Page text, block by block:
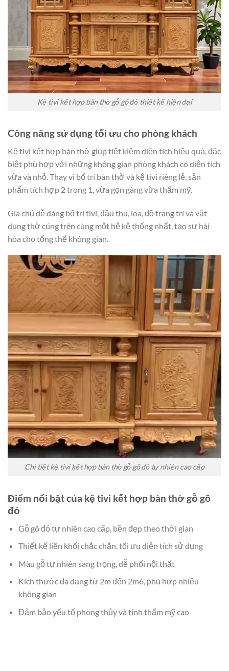
Kệ tivi kết hợp bàn thờ gỗ gõ đỏ thiết kế hiện đại
Công năng sử dụng tối ưu cho phòng khách
Kệ tivi kết hợp bàn thờ giúp tiết kiệm diện tích hiệu quả, đặc
biệt phù hợp với những không gian phòng khách có diện tích
vừa và nhỏ. Thay vì bố trí bàn thờ và kệ tivi riêng lẻ, sản
phẩm tích hợp 2 trong 1, vừa gọn gàng vừa thẩm mỹ.
Gia chủ dễ dàng bố trí tivi, đầu thu, loa, đồ trang trí và vật
dụng thờ cúng trên cùng một hệ kệ thống nhất, tạo sự hài
hòa cho tổng thể không gian.
Chi tiết kệ tivi kết hợp bàn thờ gỗ gõ đỏ tự nhiên cao cấp
Điểm nổi bật của kệ tivi kết hợp bàn thờ gỗ gõ
đỏ
Gỗ gõ đỏ tự nhiên cao cấp, bền đẹp theo thời gian
Thiết kế liền khối chắc chắn, tối ưu diện tích sử dụng
Màu gỗ tự nhiên sang trọng, dễ phối nội thất
Kích thước đa dạng từ 2m đến 2m6, phù hợp nhiều
không gian
Đảm bảo yếu tố phong thủy và tính thẩm mỹ cao